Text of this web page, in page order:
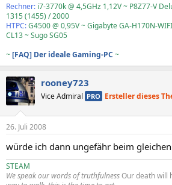
Rechner: i7-3770k @ 4,5GHz 1,12V ~ P8Z77-V
1315 (1455) / 2000
HTPC:G4500 @ 0,95V ~ Gigabyte GA-H170N-
CL13 ~ Sugo SG05
~[FAQ] Der ideale Gaming-PC ~
rooney723
Vice Admiral PRO Ersteller dieses
26. Juli 2008
würde ich dann ungefähr beim
STEAM
We speak our words of truthfulnessOur death will